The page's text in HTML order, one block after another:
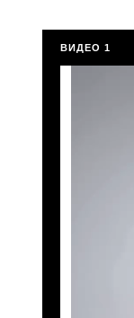
ВИДЕО 1